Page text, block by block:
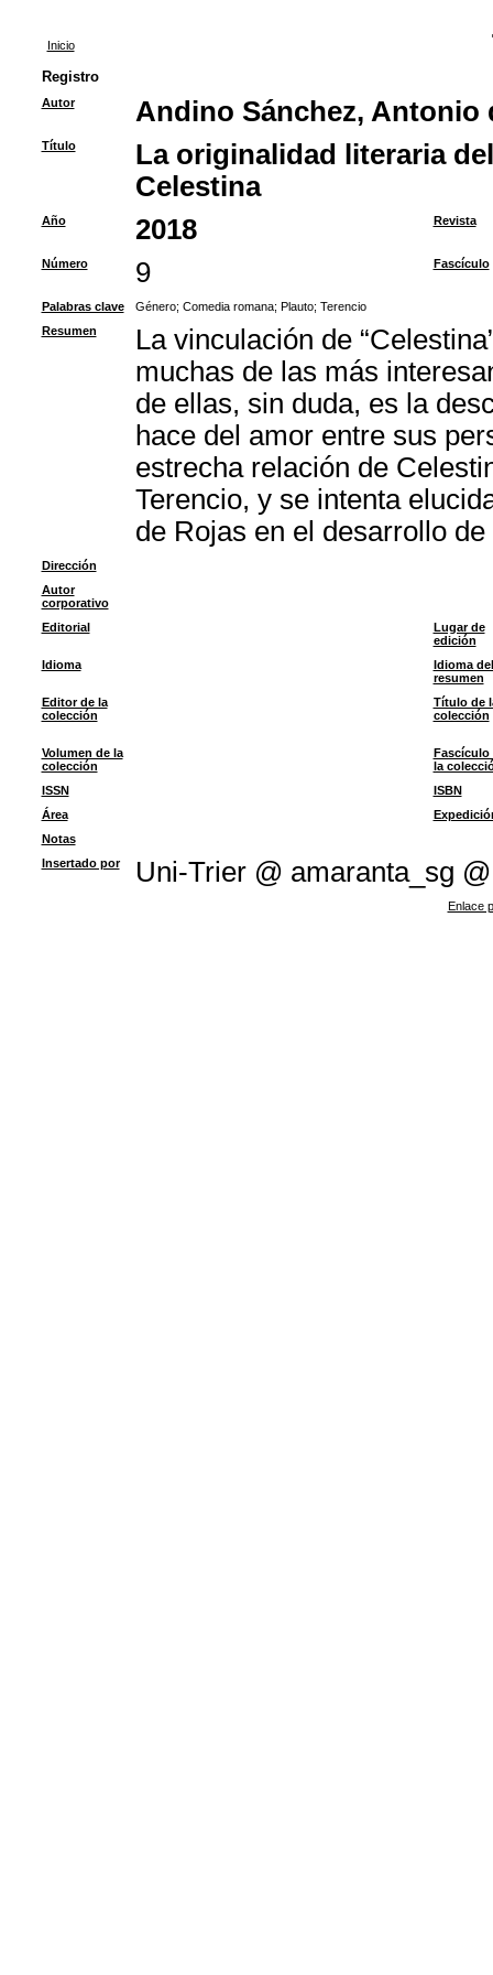
Inicio
Registro
Autor Andino Sánchez, Antonio
Título
La originalidad literaria
Celestina
Año 2018 Revista
Número 9 Fascículo
Palabras clave Género; Comedia romana; Plauto; Terencio
Resumen
La vinculación de
muchas de las más
de ellas, sin duda, es la
hace del amor entre sus
estrecha relación de
Terencio, y se intenta
de Rojas en el desarrollo
Dirección
Autor
corporativo
Editorial
Lugar de
edición
Idioma
Idioma del
resumen
Editor de la
colección
Título de
colección
Volumen de la
colección
Fascículo
la
ISSN
ISBN
Área
Notas
Insertado por
Uni-Trier @ amaranta_sg @
Enlace